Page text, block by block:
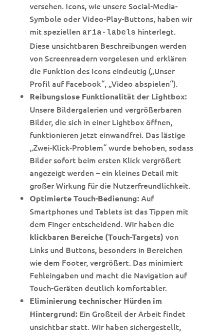
versehen. Icons, wie unsere Social-Media-
Symbole oder Video-Play-Buttons, haben wir
mit speziellen aria-labels hinterlegt.
Diese unsichtbaren Beschreibungen werden
von Screenreadern vorgelesen und erklären
die Funktion des Icons eindeutig („Unser
Profil auf Facebook“, „Video abspielen“).
Reibungslose Funktionalität der Lightbox:
Unsere Bildergalerien und vergrößerbaren
Bilder, die sich in einer Lightbox öffnen,
funktionieren jetzt einwandfrei. Das lästige
„Zwei-Klick-Problem“ wurde behoben, sodass
Bilder sofort beim ersten Klick vergrößert
angezeigt werden – ein kleines Detail mit
großer Wirkung für die Nutzerfreundlichkeit.
Optimierte Touch-Bedienung:Auf
Smartphones und Tablets ist das Tippen mit
dem Finger entscheidend. Wir haben die
klickbaren Bereiche (Touch-Targets) von
Links und Buttons, besonders in Bereichen
wie dem Footer, vergrößert. Das minimiert
Fehleingaben und macht die Navigation auf
Touch-Geräten deutlich komfortabler.
Eliminierung technischer Hürden im
Hintergrund:Ein Großteil der Arbeit findet
unsichtbar statt. Wir haben sichergestellt,